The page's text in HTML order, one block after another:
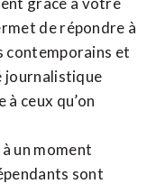
de répondre à
contemporains et
journalistique
ceux qu’on
un moment
sont